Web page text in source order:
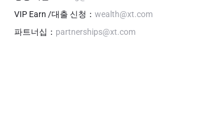
VIP Earn /대출 신청 ： wealth@xt.com
파트너십 ： partnerships@xt.com